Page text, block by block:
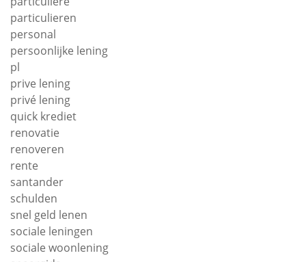
particulieren
personal
persoonlijke lening
pl
prive lening
privé lening
quick krediet
renovatie
renoveren
rente
santander
schulden
snel geld lenen
sociale leningen
sociale woonlening